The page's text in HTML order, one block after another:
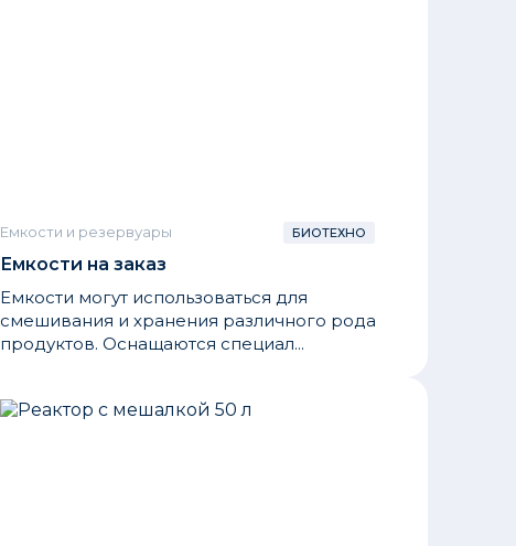
Емкости и резервуары БИОТЕХНО
Емкости на заказ
Емкости могут использоваться для
смешивания и хранения различного рода
продуктов. Оснащаются специал...